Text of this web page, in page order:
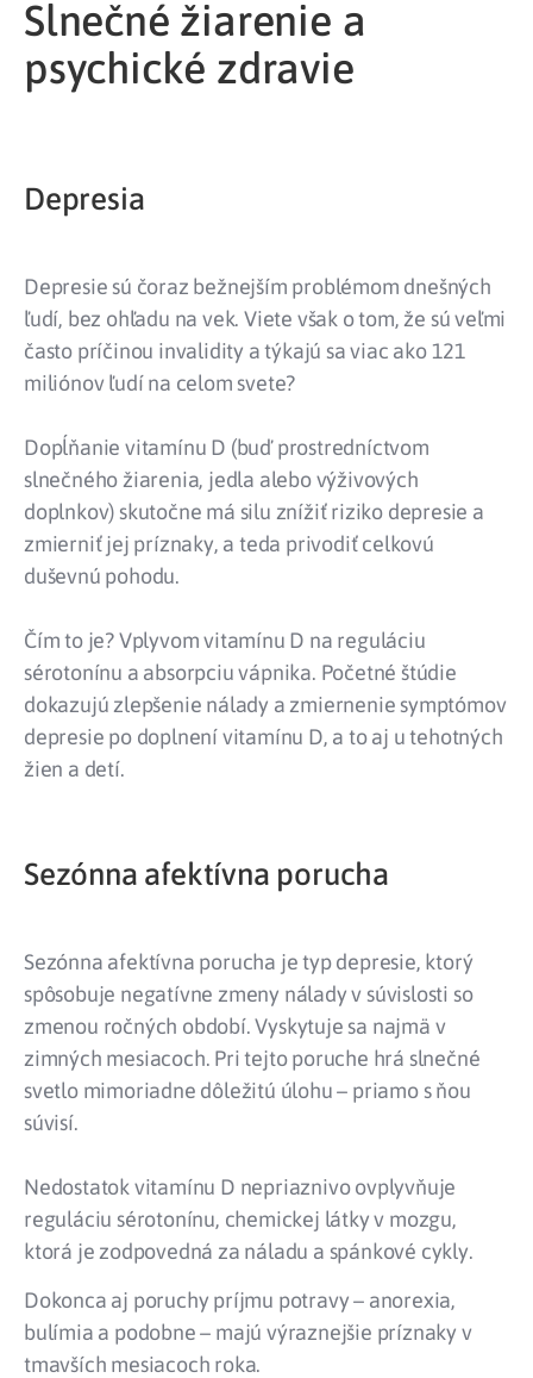
Slnečné žiarenie a
psychické zdravie
Depresia
Depresie sú čoraz bežnejším problémom dnešných
ľudí, bez ohľadu na vek. Viete však o tom, že sú veľmi
často príčinou invalidity a týkajú sa viac ako 121
miliónov ľudí na celom svete?
Dopĺňanie vitamínu D (buď prostredníctvom
slnečného žiarenia, jedla alebo výživových
doplnkov) skutočne má silu znížiť riziko depresie a
zmierniť jej príznaky, a teda privodiť celkovú
duševnú pohodu.
Čím to je? Vplyvom vitamínu D na reguláciu
sérotonínu a absorpciu vápnika. Početné štúdie
dokazujú zlepšenie nálady a zmiernenie symptómov
depresie po doplnení vitamínu D, a to aj u tehotných
žien a detí.
Sezónna afektívna porucha
Sezónna afektívna porucha je typ depresie, ktorý
spôsobuje negatívne zmeny nálady v súvislosti so
zmenou ročných období. Vyskytuje sa najmä v
zimných mesiacoch. Pri tejto poruche hrá slnečné
svetlo mimoriadne dôležitú úlohu – priamo s ňou
súvisí.
Nedostatok vitamínu D nepriaznivo ovplyvňuje
reguláciu sérotonínu, chemickej látky v mozgu,
ktorá je zodpovedná za náladu a spánkové cykly.
Dokonca aj poruchy príjmu potravy – anorexia,
bulímia a podobne – majú výraznejšie príznaky v
tmavších mesiacoch roka.